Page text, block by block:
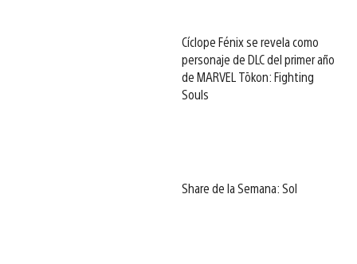
Cíclope Fénix se revela como
personaje de DLC del primer año
de MARVEL Tōkon: Fighting
Souls
Share de la Semana: Sol